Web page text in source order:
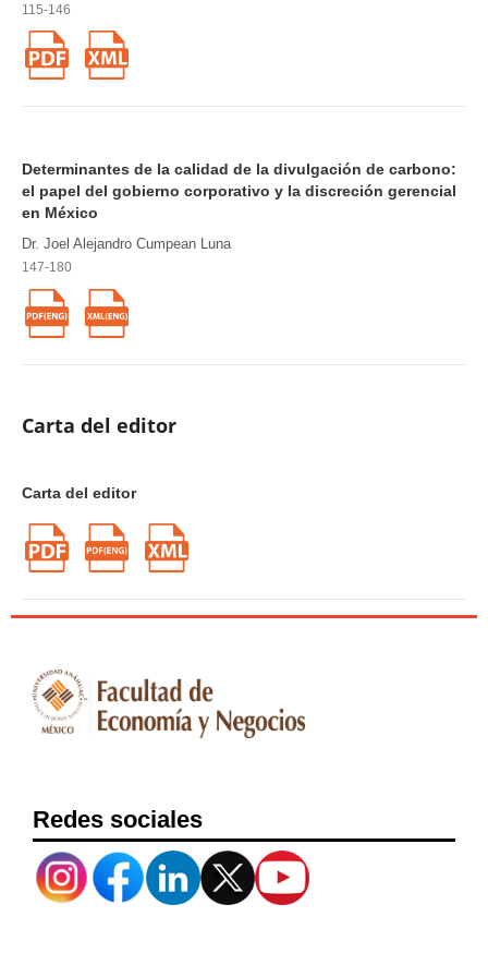
115-146
Determinantes de la calidad de la divulgación de carbono:
el papel del gobierno corporativo y la discreción gerencial
en México
Dr. Joel Alejandro Cumpean Luna
147-180
Carta del editor
Carta del editor
Redes sociales